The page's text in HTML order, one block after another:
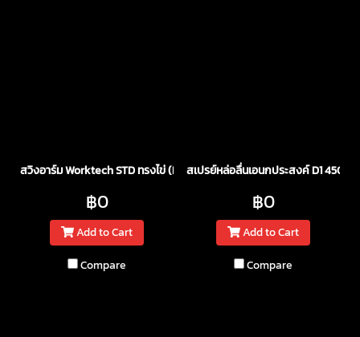
สวิงอาร์ม Worktech STD ทรงไข่ (Egg pipe)
฿0
Add to Cart
Compare
สเปรย์หล่อลื่นเอนกประสงค์ D1 450 ml
฿0
Add to Cart
Compare